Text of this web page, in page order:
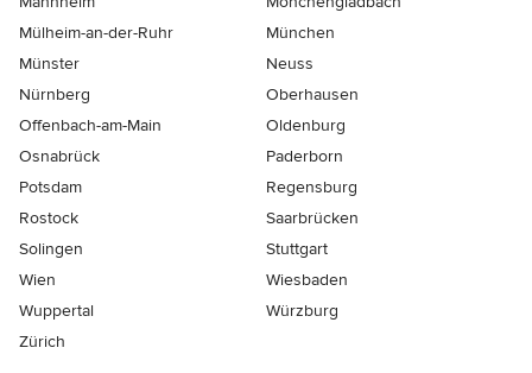
Mülheim-an-der-Ruhr
München
Münster
Neuss
Nürnberg
Oberhausen
Offenbach-am-Main
Oldenburg
Osnabrück
Paderborn
Potsdam
Regensburg
Rostock
Saarbrücken
Solingen
Stuttgart
Wien
Wiesbaden
Wuppertal
Würzburg
Zürich